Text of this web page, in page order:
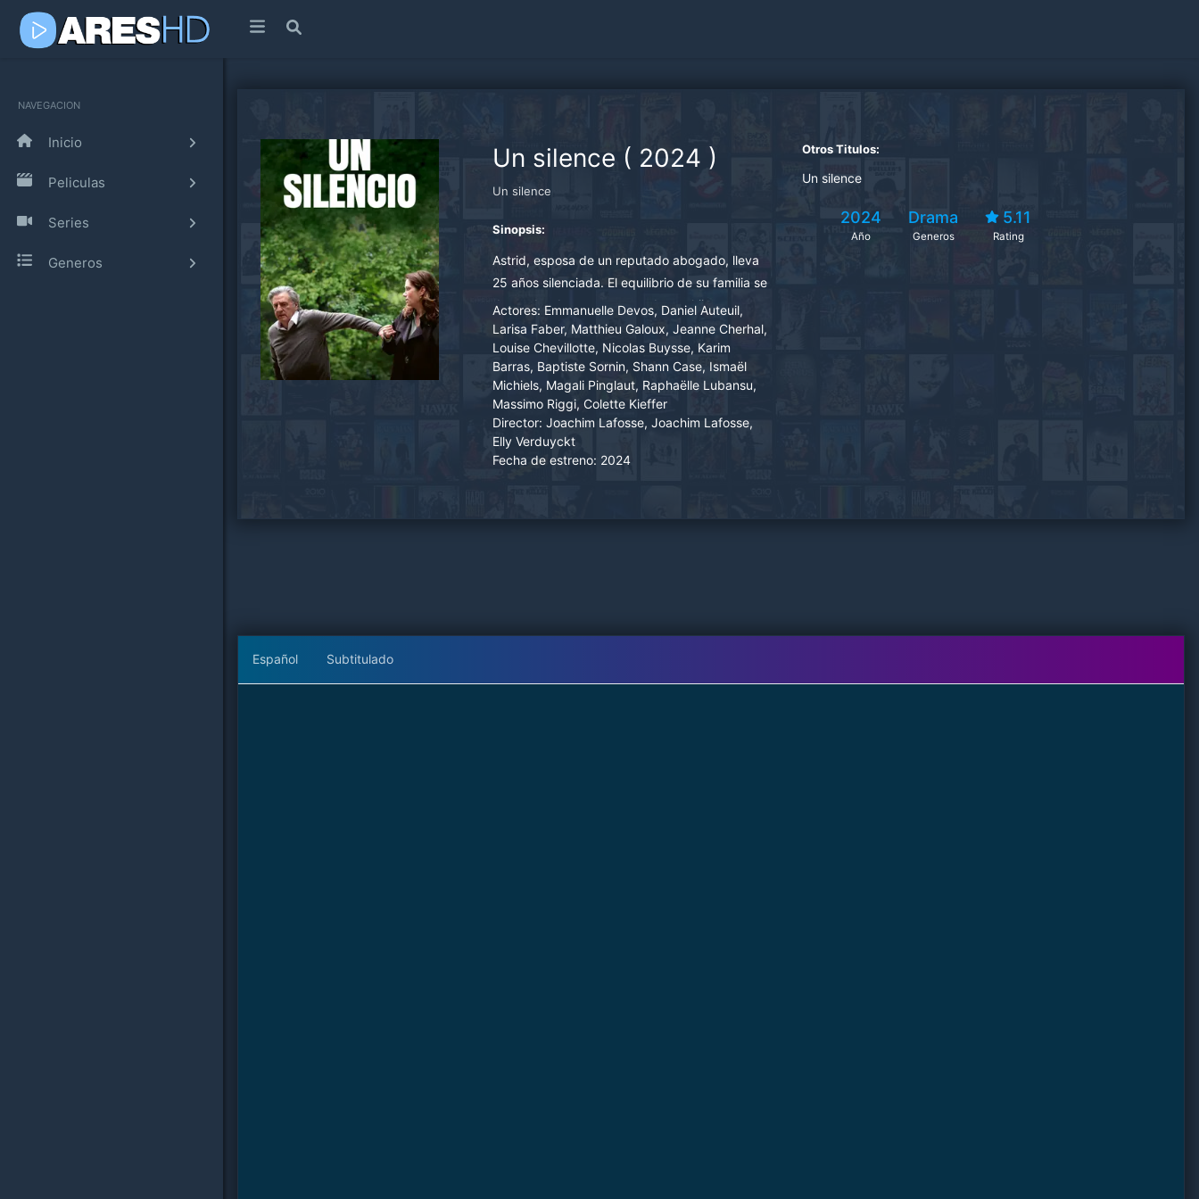
NAVEGACION
Inicio
Peliculas
Series
Generos
Un silence ( 2024 )
Un silence
Sinopsis:
Astrid, esposa de un reputado abogado, lleva
25 años silenciada. El equilibrio de su familia se
derrumba de repente cuando sus hijos
empiezan a buscar justicia.
Actores: Emmanuelle Devos, Daniel Auteuil,
Larisa Faber, Matthieu Galoux, Jeanne Cherhal,
Louise Chevillotte, Nicolas Buysse, Karim
Barras, Baptiste Sornin, Shann Case, Ismaël
Michiels, Magali Pinglaut, Raphaëlle Lubansu,
Massimo Riggi, Colette Kieffer
Director: Joachim Lafosse, Joachim Lafosse,
Elly Verduyckt
Fecha de estreno: 2024
Otros Titulos:
Un silence
2024
Año
Drama
Generos
5.11
Rating
Español Subtitulado